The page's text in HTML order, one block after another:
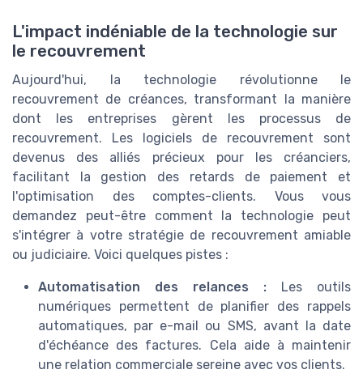
L'impact indéniable de la technologie sur
le recouvrement
Aujourd'hui, la technologie révolutionne le
recouvrement de créances, transformant la manière
dont les entreprises gèrent les processus de
recouvrement. Les logiciels de recouvrement sont
devenus des alliés précieux pour les créanciers,
facilitant la gestion des retards de paiement et
l'optimisation des comptes-clients. Vous vous
demandez peut-être comment la technologie peut
s'intégrer à votre stratégie de recouvrement amiable
ou judiciaire. Voici quelques pistes :
Automatisation des relances : Les outils
numériques permettent de planifier des rappels
automatiques, par e-mail ou SMS, avant la date
d'échéance des factures. Cela aide à maintenir
une relation commerciale sereine avec vos clients.